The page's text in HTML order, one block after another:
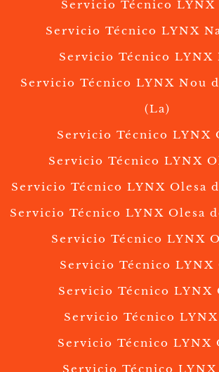
Servicio Técnico LYNX
Servicio Técnico LYNX
Servicio Técnico LYNX
Servicio Técnico LYNX Nou
(La)
Servicio Técnico LYNX
Servicio Técnico LYNX
Servicio Técnico LYNX Olesa
Servicio Técnico LYNX Olesa
Servicio Técnico LYNX
Servicio Técnico LYNX
Servicio Técnico LYNX
Servicio Técnico
Servicio Técnico LYNX
Servicio Técnico